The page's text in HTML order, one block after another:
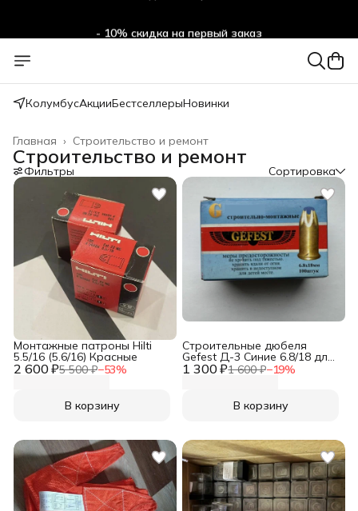
КолумбусАкцииБестселлерыНовинки
Строительство и ремонт
Главная ›
Строительство и ремонт
Фильтры Сортировка
2 600 ₽5 500 ₽−53%
Монтажные патроны Hilti
5.5/16 (5.6/16) Красные
В корзину
1 300 ₽1 600 ₽−19%
Строительные дюбеля
Gefest Д-3 Синие 6.8/18 для
ПЦ, GFT
В корзину